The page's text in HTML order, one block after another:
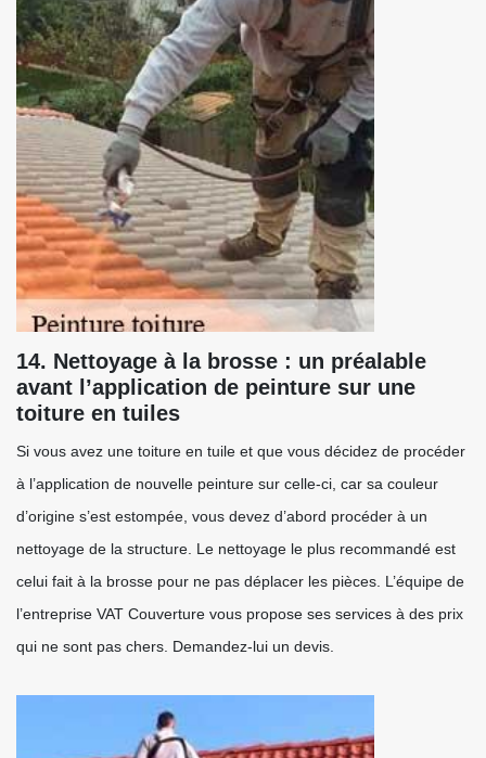
14. Nettoyage à la brosse : un préalable
avant l’application de peinture sur une
toiture en tuiles
Si vous avez une toiture en tuile et que vous décidez de procéder
à l’application de nouvelle peinture sur celle-ci, car sa couleur
d’origine s’est estompée, vous devez d’abord procéder à un
nettoyage de la structure. Le nettoyage le plus recommandé est
celui fait à la brosse pour ne pas déplacer les pièces. L’équipe de
l’entreprise VAT Couverture vous propose ses services à des prix
qui ne sont pas chers. Demandez-lui un devis.